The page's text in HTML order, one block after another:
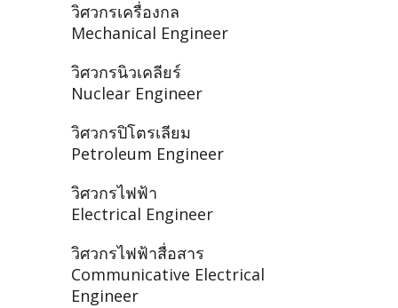
วิศวกรเครื่องกล
Mechanical Engineer
วิศวกรนิวเคลียร์
Nuclear Engineer
วิศวกรปิโตรเลียม
Petroleum Engineer
วิศวกรไฟฟ้า
Electrical Engineer
วิศวกรไฟฟ้าสื่อสาร
Communicative Electrical
Engineer